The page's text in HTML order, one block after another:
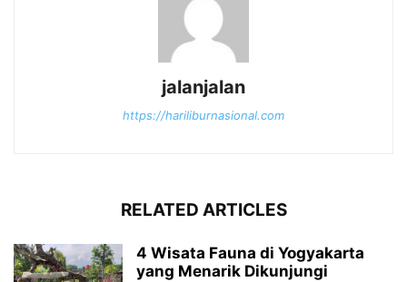
jalanjalan
https://hariliburnasional.com
RELATED ARTICLES
4 Wisata Fauna di Yogyakarta
yang Menarik Dikunjungi